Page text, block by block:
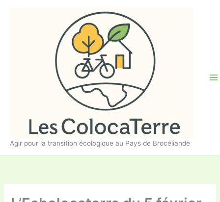
Agir pour la transition écologique au Pays de Brocéliande